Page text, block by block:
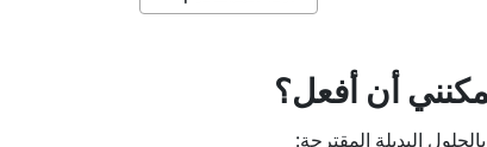
أن أفعل؟
البديلة المقترحة: